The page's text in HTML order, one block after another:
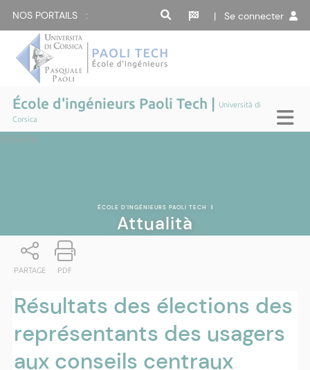
NOS PORTAILS : | Se connecter
École d'ingénieurs Paoli Tech |
Università di
Corsica
Attualità
ÉCOLE D'INGÉNIEURS PAOLI TECH |
Attualità
PARTAGE PDF
Résultats des élections des
représentants des usagers
aux conseils centraux